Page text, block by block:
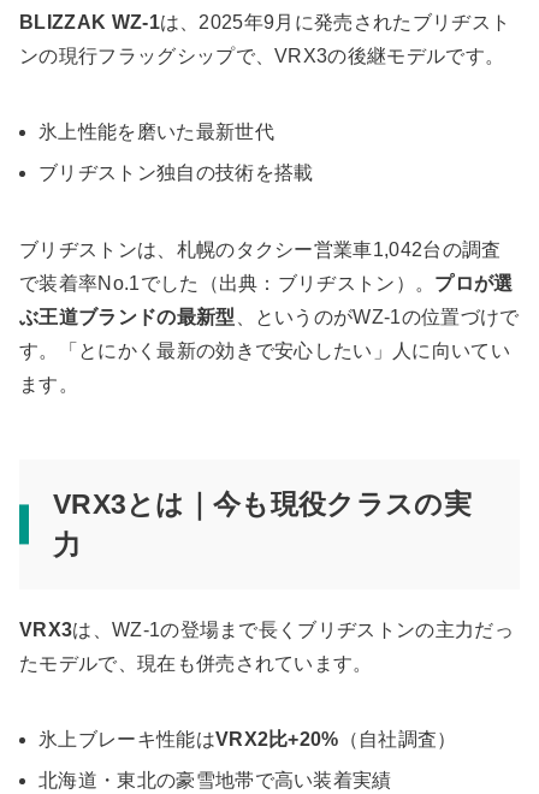
BLIZZAK WZ-1は、2025年9月に発売されたブリヂスト
ンの現行フラッグシップで、VRX3の後継モデルです。
氷上性能を磨いた最新世代
ブリヂストン独自の技術を搭載
ブリヂストンは、札幌のタクシー営業車1,042台の調査
で装着率No.1でした（出典：ブリヂストン）。 プロが選
ぶ王道ブランドの最新型 、というのがWZ-1の位置づけで
す。「とにかく最新の効きで安心したい」人に向いてい
ます。
VRX3とは｜今も現役クラスの実
力
VRX3は、WZ-1の登場まで長くブリヂストンの主力だっ
たモデルで、現在も併売されています。
氷上ブレーキ性能はVRX2比+20% （自社調査）
北海道・東北の豪雪地帯で高い装着実績